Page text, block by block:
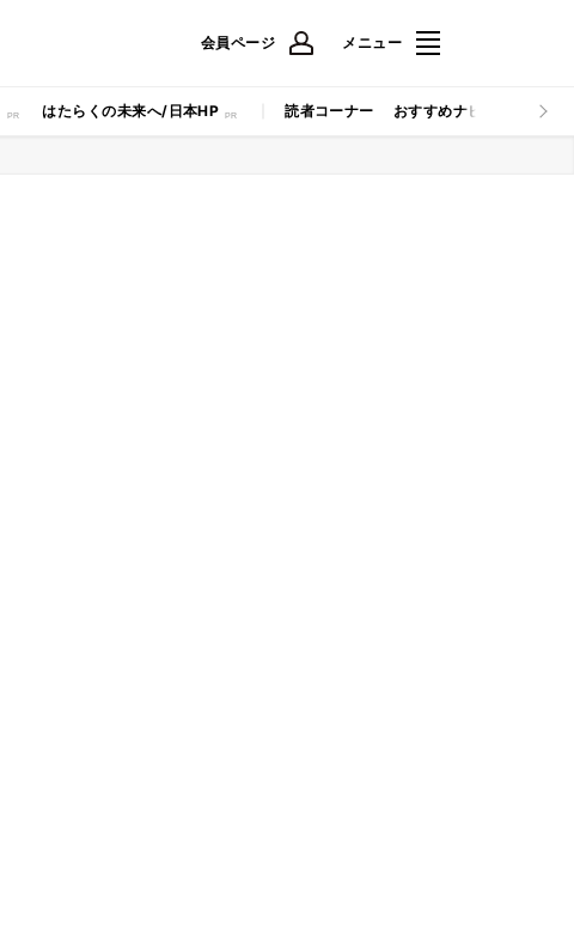
会員ページ メニュー
はたらくの未来へ/日本HP 読者コーナー おすすめナビ マイナビ